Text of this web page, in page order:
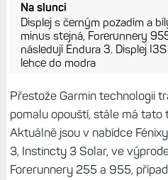
Na slunci
Displej s černým pozadím a
minus stejná, Forerunnery
následují Endura 3. Displej
lehce do modra
Přestože Garmin technologii
pomalu opouští, stále má tato
Aktuálně jsou v nabídce
3, Instincty 3 Solar, ve
Forerunnery 255 a 955,